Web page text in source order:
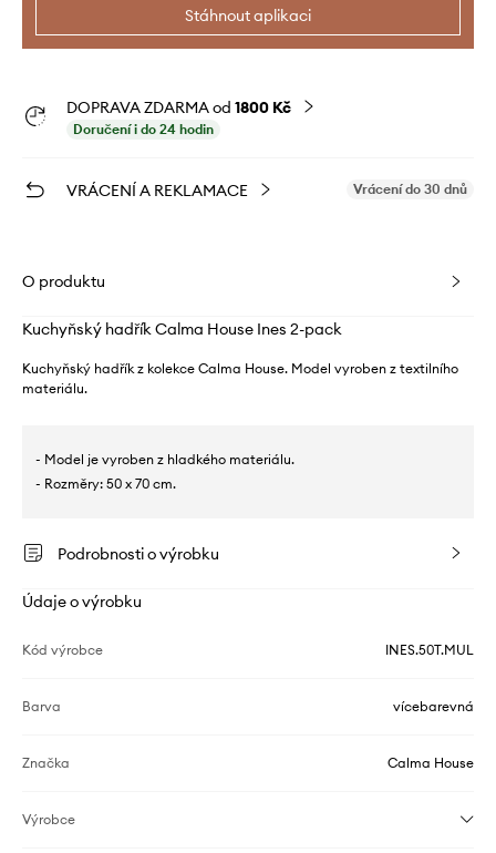
Stáhnout aplikaci
DOPRAVA ZDARMA od 1800 Kč
Doručení i do 24 hodin
VRÁCENÍ A REKLAMACE Vrácení do 30 dnů
O produktu
Kuchyňský hadřík Calma House Ines 2-pack
Kuchyňský hadřík z kolekce Calma House. Model vyroben z textilního
materiálu.
- Model je vyroben z hladkého materiálu.
- Rozměry: 50 x 70 cm.
Podrobnosti o výrobku
Údaje o výrobku
Kód výrobce INES.50T.MUL
Barva vícebarevná
Značka Calma House
Výrobce